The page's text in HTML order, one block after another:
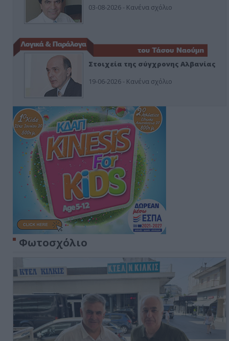
03-08-2026 - Κανένα σχόλιο
Στοιχεία της σύγχρονης Αλβανίας
19-06-2026 - Κανένα σχόλιο
Φωτοσχόλιο